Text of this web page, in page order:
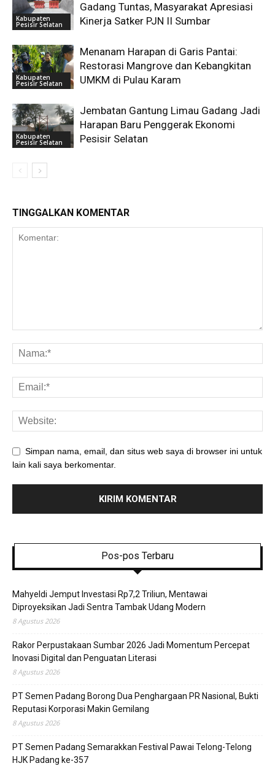
Kabupaten
Pesisir Selatan
Gadang Tuntas, Masyarakat Apresiasi
Kinerja Satker PJN II Sumbar
Kabupaten
Pesisir Selatan
Menanam Harapan di Garis Pantai:
Restorasi Mangrove dan Kebangkitan
UMKM di Pulau Karam
Kabupaten
Pesisir Selatan
Jembatan Gantung Limau Gadang Jadi
Harapan Baru Penggerak Ekonomi
Pesisir Selatan
TINGGALKAN KOMENTAR
Simpan nama, email, dan situs web saya di browser ini untuk
lain kali saya berkomentar.
Pos-pos Terbaru
Mahyeldi Jemput Investasi Rp7,2 Triliun, Mentawai
Diproyeksikan Jadi Sentra Tambak Udang Modern
8 Agustus 2026
Rakor Perpustakaan Sumbar 2026 Jadi Momentum Percepat
Inovasi Digital dan Penguatan Literasi
8 Agustus 2026
PT Semen Padang Borong Dua Penghargaan PR Nasional, Bukti
Reputasi Korporasi Makin Gemilang
8 Agustus 2026
PT Semen Padang Semarakkan Festival Pawai Telong-Telong
HJK Padang ke-357